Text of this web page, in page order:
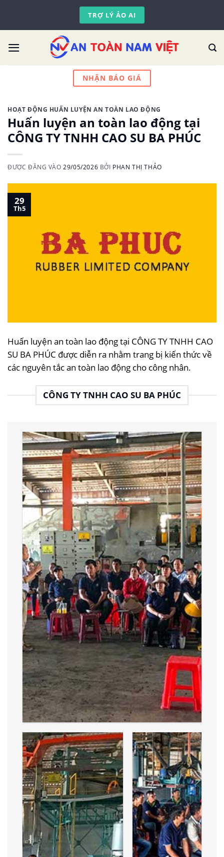
content
TRỢ LÝ ẢO AI
NHẬN BÁO GIÁ
HOẠT ĐỘNG HUẤN LUYỆN AN TOÀN LAO ĐỘNG
Huấn luyện an toàn lao động tại
CÔNG TY TNHH CAO SU BA PHÚC
ĐƯỢC ĐĂNG VÀO29/05/2026 BỞI PHAN THỊ THẢO
29
Th5
Huấn luyện an toàn lao động tại CÔNG TY TNHH CAO
SU BA PHÚC được diễn ra nhằm trang bị kiến thức về
các nguyên tắc an toàn lao động cho công nhân.
CÔNG TY TNHH CAO SU BA PHÚC